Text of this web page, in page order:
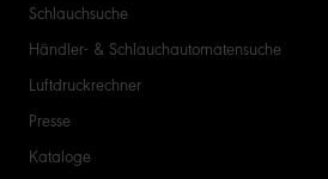
Schlauchsuche
Händler- & Schlauchautomatensuche
Luftdruckrechner
Presse
Kataloge